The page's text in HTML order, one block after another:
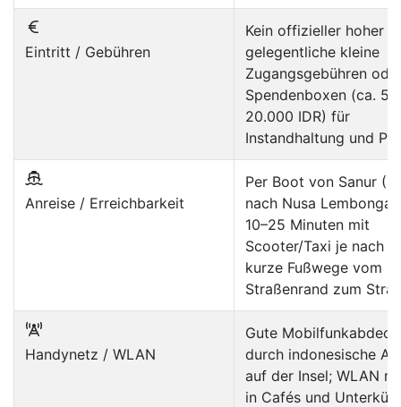
Eintritt / Gebühren
Kein offizieller hoher
gelegentliche kleine
Zugangsgebühren
Spendenboxen (ca.
20.000 IDR) für
Instandhaltung und
Anreise / Erreichbarkeit
Per Boot von Sanur
nach Nusa
10–25 Minuten mit
Scooter/Taxi je nach
kurze Fußwege vom
Straßenrand zum
Handynetz / WLAN
Gute
durch indonesische
auf der Insel; WLAN
in Cafés und